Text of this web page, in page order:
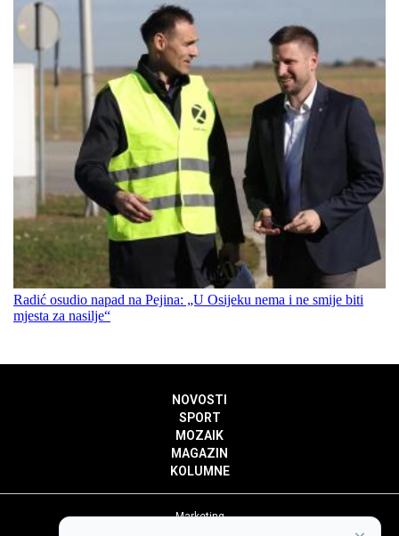
Radić osudio napad na Pejina: „U Osijeku nema i ne smije biti
mjesta za nasilje“
NOVOSTI
SPORT
MOZAIK
MAGAZIN
KOLUMNE
Marketing